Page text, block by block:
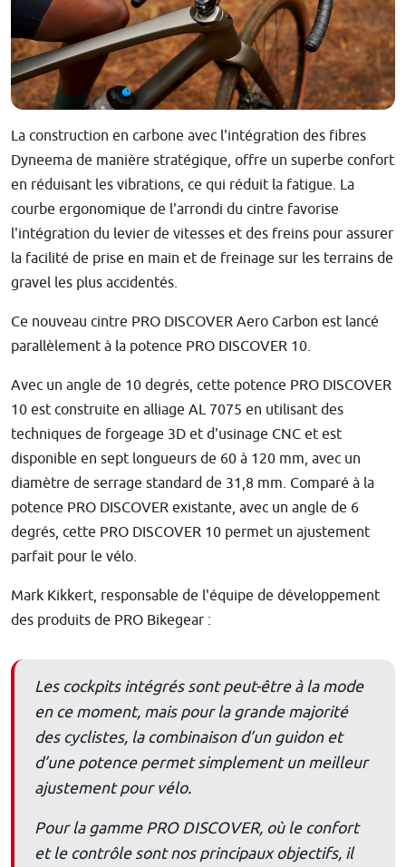
La construction en carbone avec l'intégration des fibres
Dyneema de manière stratégique, offre un superbe confort
en réduisant les vibrations, ce qui réduit la fatigue. La
courbe ergonomique de l'arrondi du cintre favorise
l'intégration du levier de vitesses et des freins pour assurer
la facilité de prise en main et de freinage sur les terrains de
gravel les plus accidentés.
Ce nouveau cintre PRO DISCOVER Aero Carbon est lancé
parallèlement à la potence PRO DISCOVER 10.
Avec un angle de 10 degrés, cette potence PRO DISCOVER
10 est construite en alliage AL 7075 en utilisant des
techniques de forgeage 3D et d'usinage CNC et est
disponible en sept longueurs de 60 à 120 mm, avec un
diamètre de serrage standard de 31,8 mm. Comparé à la
potence PRO DISCOVER existante, avec un angle de 6
degrés, cette PRO DISCOVER 10 permet un ajustement
parfait pour le vélo.
Mark Kikkert, responsable de l'équipe de développement
des produits de PRO Bikegear :
Les cockpits intégrés sont peut-être à la mode
en ce moment, mais pour la grande majorité
des cyclistes, la combinaison d’un guidon et
d’une potence permet simplement un meilleur
ajustement pour vélo.
Pour la gamme PRO DISCOVER, où le confort
et le contrôle sont nos principaux objectifs, il